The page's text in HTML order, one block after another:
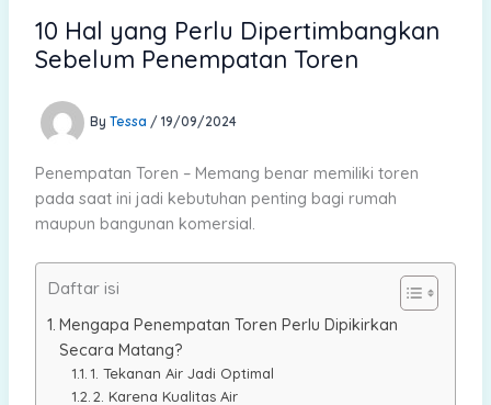
10 Hal yang Perlu Dipertimbangkan
Sebelum Penempatan Toren
By Tessa / 19/09/2024
Penempatan Toren – Memang benar memiliki toren
pada saat ini jadi kebutuhan penting bagi rumah
maupun bangunan komersial.
Daftar isi
Mengapa Penempatan Toren Perlu Dipikirkan
Secara Matang?
1. Tekanan Air Jadi Optimal
2. Karena Kualitas Air